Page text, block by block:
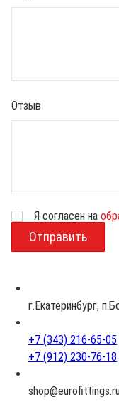
Отзыв
з
Я согласен на
г.Екатеринбург,
+7 (343) 216-65-05
+7 (912) 230-76-18
shop@eurofittings.ru